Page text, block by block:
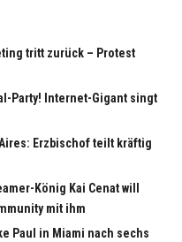
tritt zurück – Protest
Party! Internet-Gigant singt
Erzbischof teilt kräftig
König Kai Cenat will
mit ihm
Paul in Miami nach sechs